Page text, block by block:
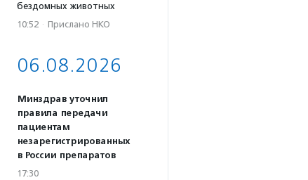
бездомных животных
10:52 · Прислано НКО
06.08.2026
Минздрав уточнил
правила передачи
пациентам
незарегистрированных
в России препаратов
17:30